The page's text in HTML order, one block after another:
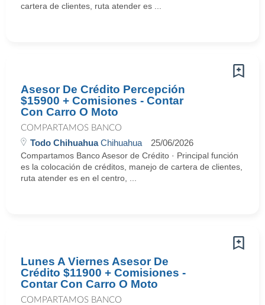
cartera de clientes, ruta atender es ...
Asesor De Crédito Percepción
$15900 + Comisiones - Contar
Con Carro O Moto
COMPARTAMOS BANCO
Todo ChihuahuaChihuahua 25/06/2026
Compartamos Banco Asesor de Crédito · Principal función
es la colocación de créditos, manejo de cartera de clientes,
ruta atender es en el centro, ...
Lunes A Viernes Asesor De
Crédito $11900 + Comisiones -
Contar Con Carro O Moto
COMPARTAMOS BANCO